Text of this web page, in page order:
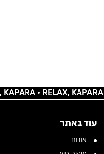
•RELAX, KAPARA •
עוד באתר
אודות